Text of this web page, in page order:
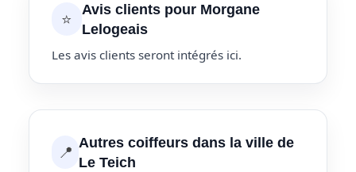
⭐
Avis clients pour Morgane
Lelogeais
Les avis clients seront intégrés ici.
📍 Autres coiffeurs dans la ville de
Le Teich